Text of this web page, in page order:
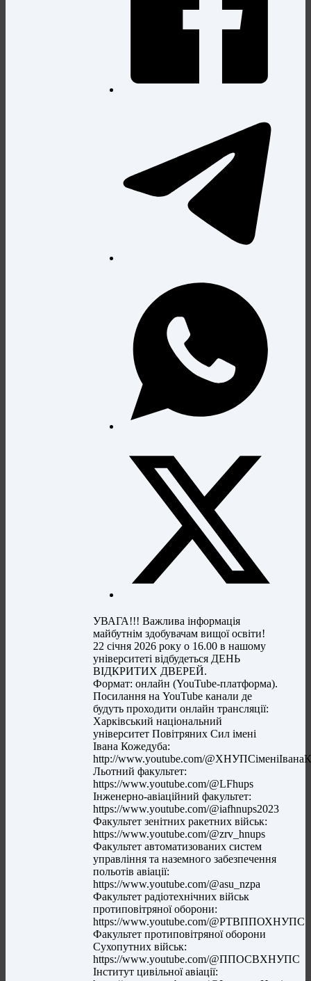
УВАГА!!! Важлива інформація
майбутнім здобувачам вищої освіти!
22 січня 2026 року о 16.00 в нашому
університеті відбудеться ДЕНЬ
ВІДКРИТИХ ДВЕРЕЙ.
Формат: онлайн (YouTube-платформа).
Посилання на YouTube канали де
будуть проходити онлайн трансляції:
Харківський національний
університет Повітряних Сил імені
Івана Кожедуба:
http://www.youtube.com/
Льотний факультет:
https://www.youtube.com/@LFhups
Інженерно-авіаційний факультет:
https://www.youtube.com/@iafhnups2023
Факультет зенітних ракетних військ:
https://www.youtube.com/@zrv_hnups
Факультет автоматизованих систем
управління та наземного забезпечення
польотів авіації:
https://www.youtube.com/@asu_nzpa
Факультет радіотехнічних військ
протиповітряної оборони:
https://www.youtube.com/@РТВППОХНУПС
Факультет протиповітряної оборони
Сухопутних військ:
https://www.youtube.com/@ППОСВХНУПС
Інститут цивільної авіації: